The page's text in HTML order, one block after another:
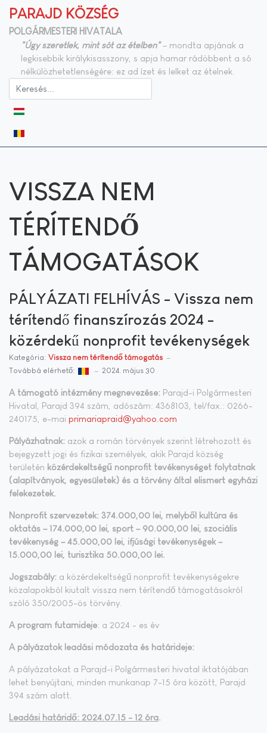
PARAJD KÖZSÉG
POLGÁRMESTERI HIVATALA
"Úgy szeretlek, mint sót az ételben"– mondta apjának a
legkisebbik királykisasszony, s apja hamar rádöbbent a só
nélkülözhetetlenségére: ez ad ízet és lelket az ételnek.
VISSZA NEM
TÉRÍTENDŐ
TÁMOGATÁSOK
PÁLYÁZATI FELHÍVÁS - Vissza nem
térítendő finanszírozás 2024 -
közérdekű nonprofit tevékenységek
Kategória: Vissza nem térítendő támogatás
Továbbá elérhető:
2024. május 30
A támogató intézmény megnevezése: Parajd-i Polgármesteri
Hivatal, Parajd 394 szám, adószám: 4368103, tel/fax.: 0266-
240175, e-mai primariapraid@yahoo.com
Pályázhatnak: azok a román törvények szerint létrehozott és
bejegyzett jogi és fizikai személyek, akik Parajd község
területén közérdekeltségű nonprofit tevékenységet folytatnak
(alapítványok, egyesületek) és a törvény által elismert egyházi
felekezetek.
Nonprofit szervezetek: 374.000,00 lei, melyből kultúra és
oktatás – 174.000,00 lei, sport – 90.000,00 lei, szociális
tevékenység – 45.000,00 lei, ifjúsági tevékenységek –
15.000,00 lei, turisztika 50.000,00 lei.
Jogszabály: a közérdekeltségű nonprofit tevékenységekre
közalapokból kiutalt vissza nem térítendő támogatásokról
szóló 350/2005-ös törvény.
A program futamideje: a 2024 - es év
A pályázatok leadási módozata és határideje:
A pályázatokat a Parajd-i Polgármesteri hivatal iktatójában
lehet benyújtani, minden munkanap 7-15 óra között, Parajd
394 szám alatt.
Leadási határidő: 2024.07.15 - 12 óra.